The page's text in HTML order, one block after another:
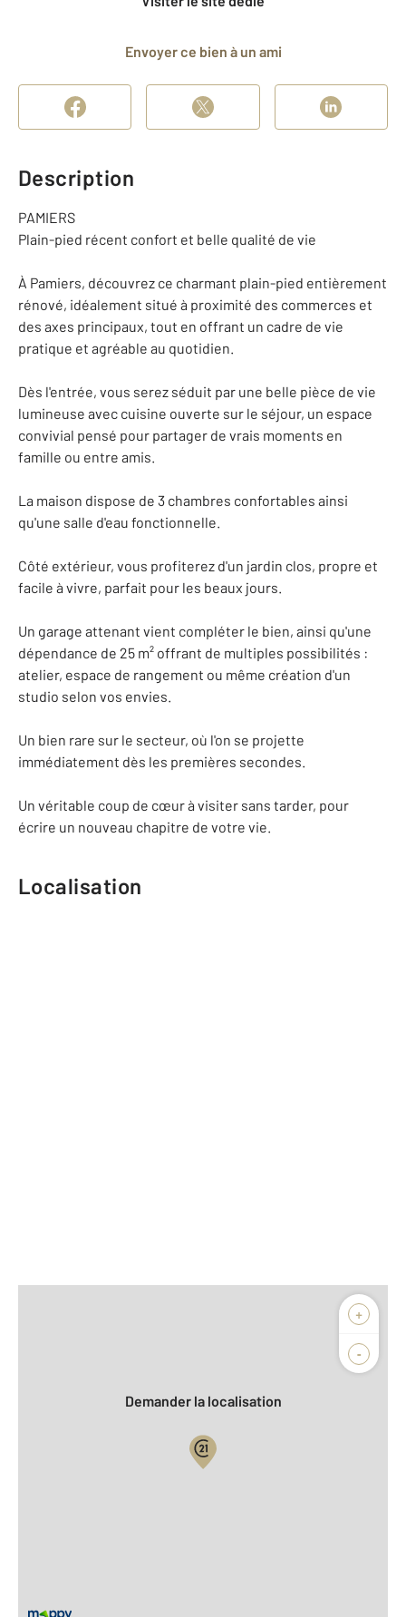
Envoyer ce bien à un ami
Description
PAMIERS
Plain-pied récent confort et belle qualité de vie
À Pamiers, découvrez ce charmant plain-pied entièrement
rénové, idéalement situé à proximité des commerces et
des axes principaux, tout en offrant un cadre de vie
pratique et agréable au quotidien.
Dès l'entrée, vous serez séduit par une belle pièce de vie
lumineuse avec cuisine ouverte sur le séjour, un espace
convivial pensé pour partager de vrais moments en
famille ou entre amis.
La maison dispose de 3 chambres confortables ainsi
qu'une salle d'eau fonctionnelle.
Côté extérieur, vous profiterez d'un jardin clos, propre et
facile à vivre, parfait pour les beaux jours.
Un garage attenant vient compléter le bien, ainsi qu'une
dépendance de 25 m² offrant de multiples possibilités :
atelier, espace de rangement ou même création d'un
studio selon vos envies.
Un bien rare sur le secteur, où l'on se projette
immédiatement dès les premières secondes.
Un véritable coup de cœur à visiter sans tarder, pour
écrire un nouveau chapitre de votre vie.
Localisation
+
-
Biens vendus
Demander la localisation